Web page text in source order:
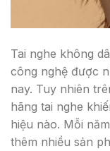
Tai nghe không
công nghệ được
nay. Tuy nhiên
hãng tai nghe
hiệu nào. Mỗi
thêm nhiều sản